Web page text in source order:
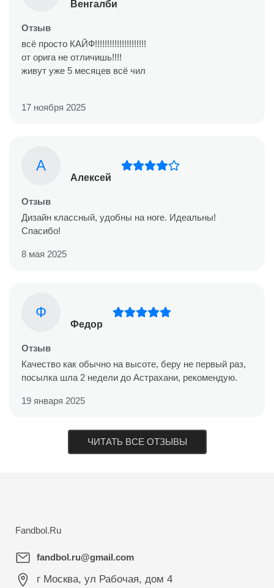
Венгалби
Отзыв
всё просто КАЙФ!!!!!!!!!!!!!!!!!!!!!
от орига не отличишь!!!!
живут уже 5 месяцев всё чил
17 ноября 2025
А
Алексей
Отзыв
Дизайн классный, удобны на ноге. Идеальны!
Спасибо!
8 мая 2025
Ф
Федор
Отзыв
Качество как обычно на высоте, беру не первый раз,
посылка шла 2 недели до Астрахани, рекомендую.
19 января 2025
ЧИТАТЬ ВСЕ ОТЗЫВЫ
Fandbol.Ru
fandbol.ru@gmail.com
г Москва, ул Рабочая, дом 4